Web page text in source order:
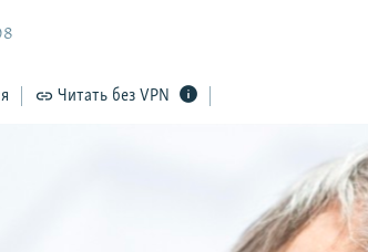
Читать без VPN